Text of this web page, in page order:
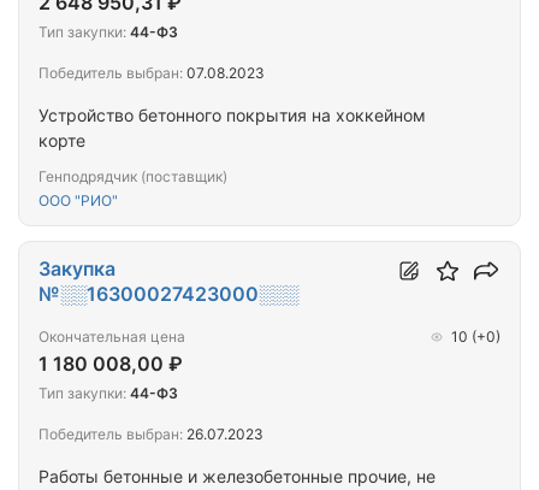
Устройство бетонного покрытия на хоккейном
корте
Генподрядчик (поставщик)
ООО "РИО"
Тип закупки: 44-ФЗ
Победитель выбран: 07.08.2023
Работы бетонные и железобетонные прочие, не
Закупка
№░░16300027423000░░░
Окончательная цена
1 180 008,00 ₽
10 (+0)
Тип закупки: 44-ФЗ
Победитель выбран: 26.07.2023